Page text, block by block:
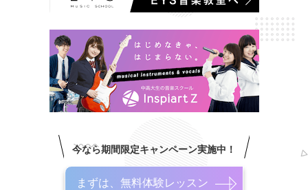
今なら期間限定キャンペーン実施中！
まずは、無料体験レッスン